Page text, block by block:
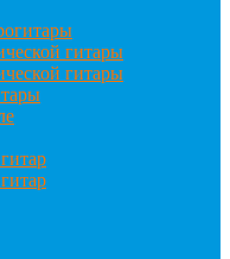
гитары
гитары